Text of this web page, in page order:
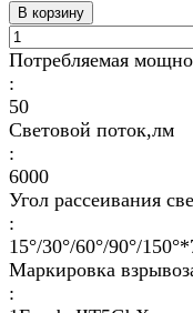
В корзину
Потребляемая
:
50
Световой поток,лм
:
6000
Угол рассеивания
:
15°/30°/60°/90°/
Маркировка
: